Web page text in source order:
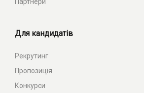
Для кандидатів
Рекрутинг
Пропозиція
Конкурси